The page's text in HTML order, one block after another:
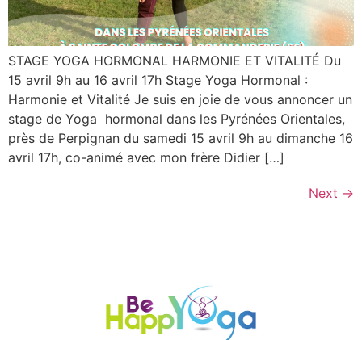
STAGE YOGA HORMONAL HARMONIE ET VITALITÉ Du
15 avril 9h au 16 avril 17h Stage Yoga Hormonal :
Harmonie et Vitalité Je suis en joie de vous annoncer un
stage de Yoga hormonal dans les Pyrénées Orientales,
près de Perpignan du samedi 15 avril 9h au dimanche 16
avril 17h, co-animé avec mon frère Didier […]
Next →